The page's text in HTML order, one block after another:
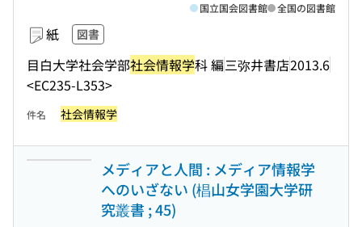
紙 図書
目白大学社会学部社会情報学科 編三弥井書店2013.6
<EC235-L353>
国立国会図書館 全国の図書館
件名 社会情報学
メディアと人間 : メディア情報学
へのいざない (椙山女学園大学研
究叢書 ; 45)